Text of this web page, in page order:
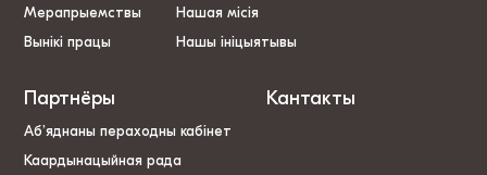
Мерапрыемствы
Вынікі працы
Нашая місія
Нашы ініцыятывы
Партнёры
Аб’яднаны пераходны кабінет
Каардынацыйная рада
Кантакты